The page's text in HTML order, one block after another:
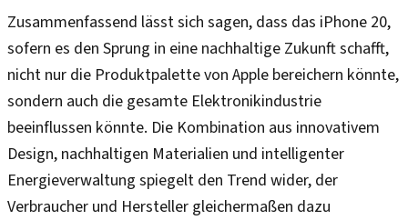
Zusammenfassend lässt sich sagen, dass das iPhone 20,
sofern es den Sprung in eine nachhaltige Zukunft schafft,
nicht nur die Produktpalette von Apple bereichern könnte,
sondern auch die gesamte Elektronikindustrie
beeinflussen könnte. Die Kombination aus innovativem
Design, nachhaltigen Materialien und intelligenter
Energieverwaltung spiegelt den Trend wider, der
Verbraucher und Hersteller gleichermaßen dazu